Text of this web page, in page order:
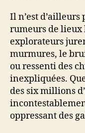
Il n’est d’ailleurs
rumeurs de lieux
explorateurs
murmures, le
ou ressenti des
inexpliquées.
des six millions
oppressant des